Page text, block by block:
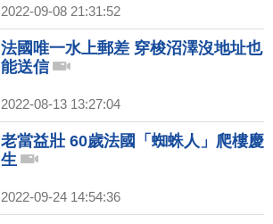
2022-09-08 21:31:52
法國唯一水上郵差 穿梭沼澤沒地址也
能送信
2022-08-13 13:27:04
老當益壯 60歲法國「蜘蛛人」爬樓慶
生
2022-09-24 14:54:36